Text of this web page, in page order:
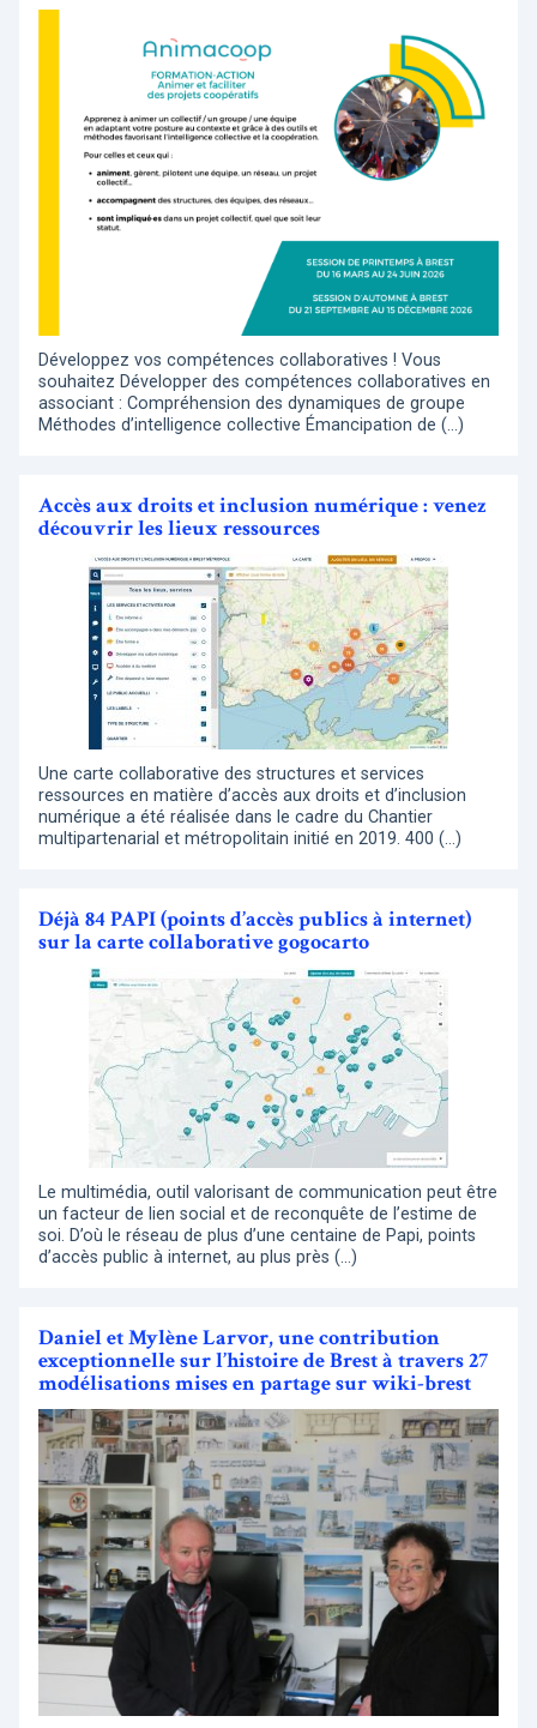
Développez vos compétences collaboratives ! Vous
souhaitez Développer des compétences collaboratives en
associant : Compréhension des dynamiques de groupe
Méthodes d’intelligence collective Émancipation de (…)
Accès aux droits et inclusion numérique : venez
découvrir les lieux ressources
Une carte collaborative des structures et services
ressources en matière d’accès aux droits et d’inclusion
numérique a été réalisée dans le cadre du Chantier
multipartenarial et métropolitain initié en 2019. 400 (…)
Déjà 84 PAPI (points d’accès publics à internet)
sur la carte collaborative gogocarto
Le multimédia, outil valorisant de communication peut être
un facteur de lien social et de reconquête de l’estime de
soi. D’où le réseau de plus d’une centaine de Papi, points
d’accès public à internet, au plus près (…)
Daniel et Mylène Larvor, une contribution
exceptionnelle sur l’histoire de Brest à travers 27
modélisations mises en partage sur wiki-brest